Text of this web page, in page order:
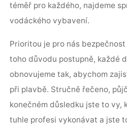
téměř pro každého, najdeme
vodáckého vybavení.
Prioritou je pro nás
toho důvodu postupně, každé
obnovujeme tak, abychom
při plavbě. Stručně řečeno,
konečném důsledku jste to vy,
tuhle profesi vykonávat a jste